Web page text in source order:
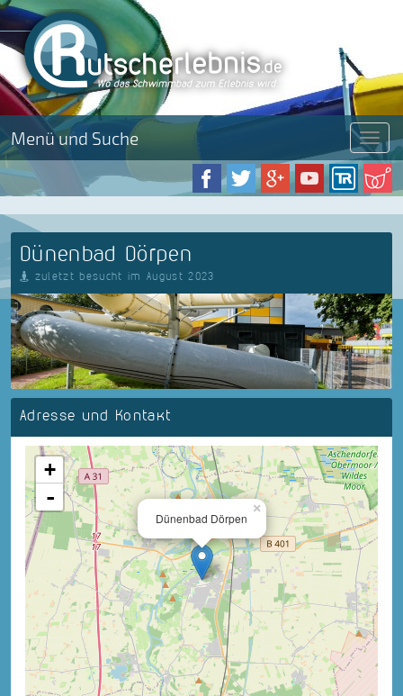
Menü und Suche Menü
Dünenbad Dörpen
zuletzt besucht im August 2023
Adresse und Kontakt
×
Dünenbad Dörpen
+
-